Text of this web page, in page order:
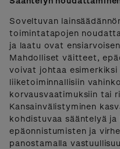
Soveltuvan
toimintatapojen
ja laatu ovat
Mahdolliset väitteet,
voivat johtaa esimerkiksi
liiketoiminnallisiin
korvausvaatimuksiin tai
Kansainvälistyminen
kohdistuvaa sääntelyä
epäonnistumisten ja
panostamalla